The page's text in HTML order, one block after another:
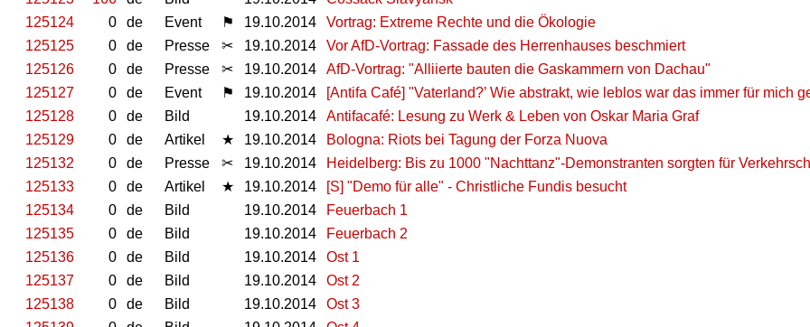
125124
0 de Event ⚑ 19.10.2014
Vortrag: Extreme Rechte und die Ökologie
125125
0 de Presse ✂ 19.10.2014
Vor AfD-Vortrag: Fassade des Herrenhauses beschmiert
125126
0 de Presse ✂ 19.10.2014
AfD-Vortrag: "Alliierte bauten die Gaskammern von Dachau"
125127
0 de Event ⚑ 19.10.2014
[Antifa Café] "Vaterland?’ Wie abstrakt, wie leblos war das immer für mich
125128
0 de Bild 19.10.2014
Antifacafé: Lesung zu Werk & Leben von Oskar Maria Graf
125129
0 de Artikel ★ 19.10.2014
Bologna: Riots bei Tagung der Forza Nuova
125132
0 de Presse ✂ 19.10.2014
Heidelberg: Bis zu 1000 "Nachttanz"-Demonstranten sorgten für
125133
0 de Artikel ★ 19.10.2014
[S] "Demo für alle" - Christliche Fundis besucht
125134
0 de Bild 19.10.2014
Feuerbach 1
125135
0 de Bild 19.10.2014
Feuerbach 2
125136
0 de Bild 19.10.2014
Ost 1
125137
0 de Bild 19.10.2014
Ost 2
125138
0 de Bild 19.10.2014
Ost 3